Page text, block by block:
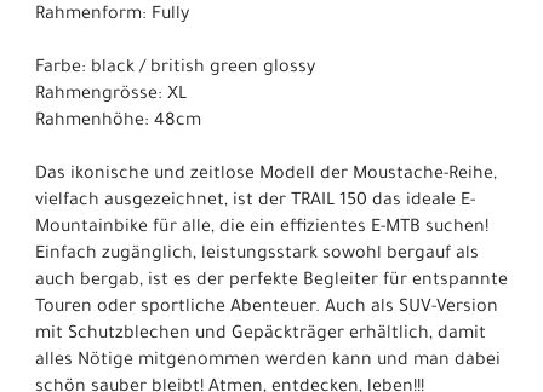
Rahmenform: Fully
Farbe: black / british green glossy
Rahmengrösse: XL
Rahmenhöhe: 48cm
Das ikonische und zeitlose Modell der Moustache-Reihe,
vielfach ausgezeichnet, ist der TRAIL 150 das ideale E-
Mountainbike für alle, die ein effizientes E-MTB suchen!
Einfach zugänglich, leistungsstark sowohl bergauf als
auch bergab, ist es der perfekte Begleiter für entspannte
Touren oder sportliche Abenteuer. Auch als SUV-Version
mit Schutzblechen und Gepäckträger erhältlich, damit
alles Nötige mitgenommen werden kann und man dabei